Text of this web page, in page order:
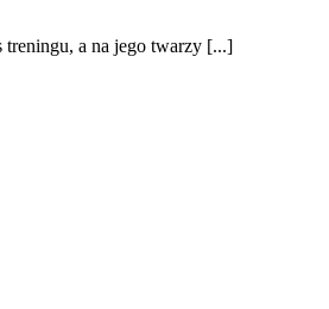
treningu, a na jego twarzy [...]